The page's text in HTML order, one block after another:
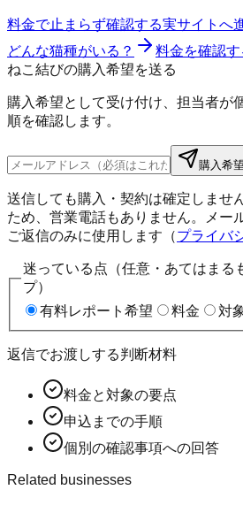
料金で止まらず確認する実サイトへ
どんな猫種がいる？
料金を確認す
ねこ結びの購入希望を送る
購入希望として受け付け、担当者が
順を確認します。
購入希
送信しても購入・契約は確定しませ
ため、営業電話もありません。メー
ご返信のみに使用します（プライバ
迷っている点（任意・あてはまる
プ）
有料レポート希望
料金 対
返信でお渡しする判断材料
料金と対象の要点
申込までの手順
個別の確認事項への回答
Related businesses